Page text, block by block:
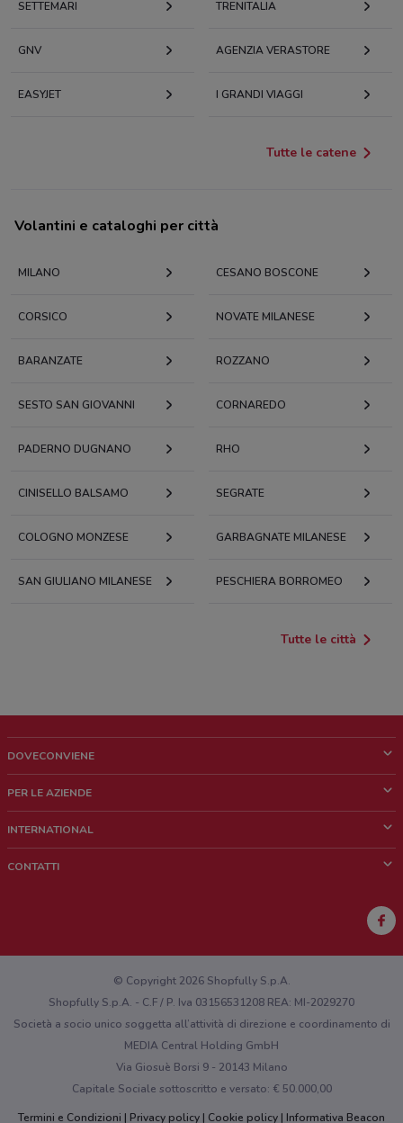
SETTEMARI TRENITALIA
GNV AGENZIA VERASTORE
EASYJET I GRANDI VIAGGI
Tutte le catene
Volantini e cataloghi per città
MILANO CESANO BOSCONE
CORSICO NOVATE MILANESE
BARANZATE ROZZANO
SESTO SAN GIOVANNI CORNAREDO
PADERNO DUGNANO RHO
CINISELLO BALSAMO SEGRATE
COLOGNO MONZESE GARBAGNATE MILANESE
SAN GIULIANO MILANESE PESCHIERA BORROMEO
Tutte le città
DOVECONVIENE
Chi siamo
Lavora con noi
PER LE AZIENDE
Richieste commerciali e marketing
INTERNATIONAL
CONTATTI
Hai un malfunzionamento sul web o sull'app?
© Copyright 2026 Shopfully S.p.A.
Shopfully S.p.A. - C.F / P. Iva 03156531208 REA: MI-2029270
Società a socio unico soggetta all’attività di direzione e coordinamento di
MEDIA Central Holding GmbH
Via Giosuè Borsi 9 - 20143 Milano
Capitale Sociale sottoscritto e versato: € 50.000,00
Termini e Condizioni
Privacy policy Cookie policy Informativa Beacon